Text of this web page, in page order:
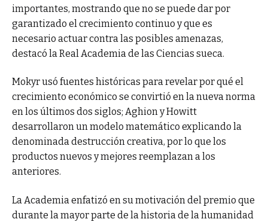
importantes, mostrando que no se puede dar por
garantizado el crecimiento continuo y que es
necesario actuar contra las posibles amenazas,
destacó la Real Academia de las Ciencias sueca.
Mokyr usó fuentes históricas para revelar por qué el
crecimiento económico se convirtió en la nueva norma
en los últimos dos siglos; Aghion y Howitt
desarrollaron un modelo matemático explicando la
denominada destrucción creativa, por lo que los
productos nuevos y mejores reemplazan a los
anteriores.
La Academia enfatizó en su motivación del premio que
durante la mayor parte de la historia de la humanidad